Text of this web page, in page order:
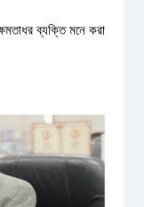
ব্যক্তি মনে করা